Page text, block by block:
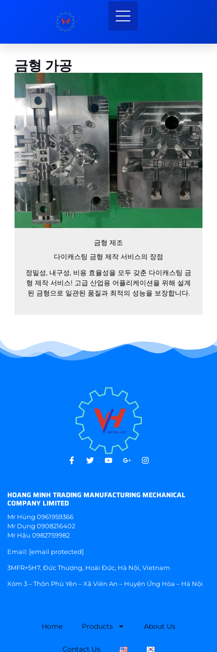
금형 가공
금형 제조
다이캐스팅 금형 제작 서비스의 장점
정밀성, 내구성, 비용 효율성을 모두 갖춘 다이캐스팅 금
형 제작 서비스! 고급 산업용 어플리케이션을 위해 설계
된 금형으로 일관된 품질과 최적의 성능을 보장합니다.
HOANG MINH TRADING MANUFACTURING MECHANICAL
COMPANY LIMITED
Mr Hùng 0961959366
Mr Dụng 0908216402
Mr Hậu 0982759982
Email: [email protected]
3MFR+5H7, Đức Thượng, Hoài Đức, Hà Nội, Vietnam
Xóm 3 – Thôn Phù Yên – Xã Viên An – Huyện Ứng Hòa – Hà Nội
Home Products About Us
Contact Us